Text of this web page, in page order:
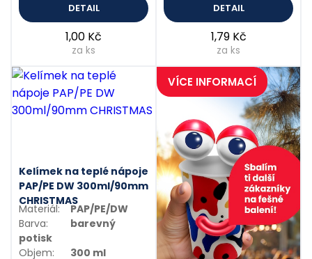
DETAIL
1,00 Kč
za ks
DETAIL
1,79 Kč
za ks
Kelímek na teplé nápoje
PAP/PE DW 300ml/90mm
CHRISTMAS
Materiál:
PAP/PE/DW
Barva:
barevný
potisk
Objem:
300 ml
VÍCE INFORMACÍ